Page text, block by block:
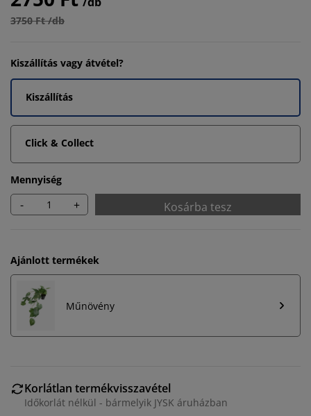
3750 Ft /db
Kiszállítás vagy átvétel?
Kiszállítás
Click & Collect
Mennyiség
- + Kosárba tesz
Ajánlott termékek
Műnövény
Korlátlan termékvisszavétel
Időkorlát nélkül - bármelyik JYSK áruházban